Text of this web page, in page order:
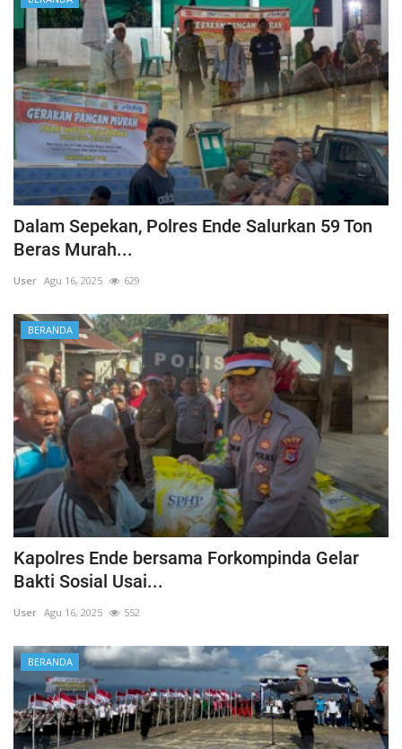
Dalam Sepekan, Polres Ende Salurkan 59 Ton
Beras Murah...
User Agu 16, 2025 629
BERANDA
Kapolres Ende bersama Forkompinda Gelar
Bakti Sosial Usai...
User Agu 16, 2025 552
BERANDA